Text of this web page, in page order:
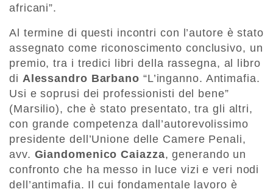
africani”.
Al termine di questi incontri con l’autore è stato
assegnato come riconoscimento conclusivo, un
premio, tra i tredici libri della rassegna, al libro
di Alessandro Barbano “L’inganno. Antimafia.
Usi e soprusi dei professionisti del bene”
(Marsilio), che è stato presentato, tra gli altri,
con grande competenza dall’autorevolissimo
presidente dell’Unione delle Camere Penali,
avv. Giandomenico Caiazza, generando un
confronto che ha messo in luce vizi e veri nodi
dell’antimafia. Il cui fondamentale lavoro è